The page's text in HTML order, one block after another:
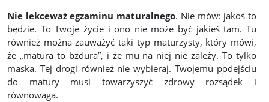
Nie lekceważ egzaminu maturalnego. Nie mów: jakoś to
będzie. To Twoje życie i ono nie może być jakieś tam. Tu
również można zauważyć taki typ maturzysty, który mówi,
że „matura to bzdura”, i że mu na niej nie zależy. To tylko
maska. Tej drogi również nie wybieraj. Twojemu podejściu
do matury musi towarzyszyć zdrowy rozsądek i
równowaga.